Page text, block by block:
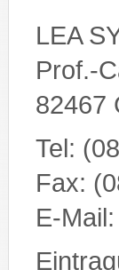
LEA
Prof.-
82467
Tel:
Fax:
E-Mail: